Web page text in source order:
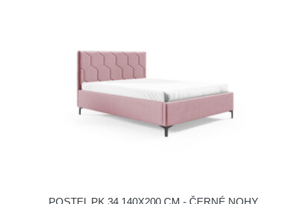
POSTEL PK 34 140X200 CM - ČERNÉ NOHY